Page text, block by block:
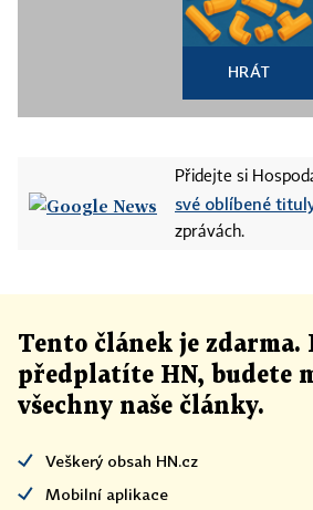
HRÁT
Přidejte si
své oblíbené
zprávách.
Tento článek je zdarma.
předplatíte HN, budete
všechny naše články.
Veškerý obsah HN.cz
Mobilní aplikace